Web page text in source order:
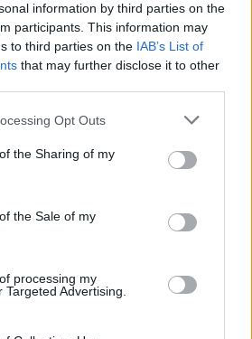
information by third parties on the
participants. This information may
to third parties on the IAB’s List of
that may further disclose it to other
Opt Outs
the Sharing of my
the Sale of my
processing my
Advertising.